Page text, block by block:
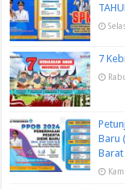
7
Baru